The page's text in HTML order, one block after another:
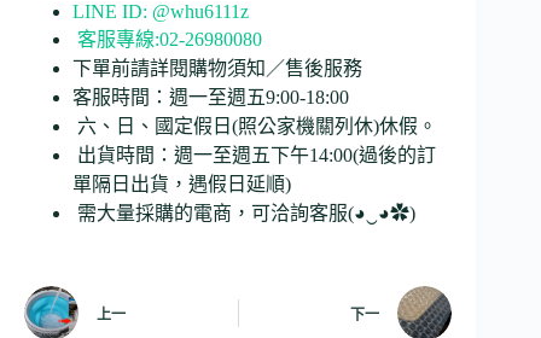
LINE ID: @whu6111z
客服專線:02-26980080
下單前請詳閱購物須知／售後服務
客服時間：週一至週五9:00-18:00
六、日、國定假日(照公家機關列休)休假。
出貨時間：週一至週五下午14:00(過後的訂
單隔日出貨，遇假日延順)
需大量採購的電商，可洽詢客服(◕‿◕✿)
上一 下一